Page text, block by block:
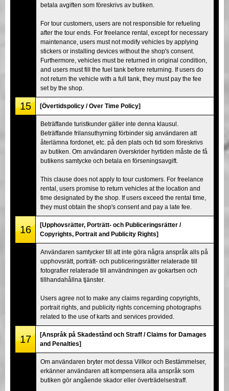
betala avgiften som föreskrivs av butiken.
For tour customers, users are not responsible for refueling
after the tour ends. For freelance rental, except for necessary
maintenance, users must not modify vehicles by applying
stickers or installing devices without the shop's consent.
Furthermore, vehicles must be returned in original condition,
and users must fill the fuel tank before returning. If users do
not return the vehicle with a full tank, they must pay the fee
set by the shop.
15 [Övertidspolicy / Over Time Policy]
Beträffande turistkunder gäller inte denna klausul.
Beträffande frilansuthyrning förbinder sig användaren att
återlämna fordonet, etc. på den plats och tid som föreskrivs
av butiken. Om användaren överskrider hyrtiden måste de få
butikens samtycke och betala en förseningsavgift.
This clause does not apply to tour customers. For freelance
rental, users promise to return vehicles at the location and
time designated by the shop. If users exceed the rental time,
they must obtain the shop's consent and pay a late fee.
16
[Upphovsrätter, Porträtt- och Publiceringsrätter /
Copyrights, Portrait and Publicity Rights]
Användaren samtycker till att inte göra några anspråk alls på
upphovsrätt, porträtt- och publiceringsrätter relaterade till
fotografier relaterade till användningen av gokartsen och
tillhandahållna tjänster.
Users agree not to make any claims regarding copyrights,
portrait rights, and publicity rights concerning photographs
related to the use of karts and services provided.
17
[Anspråk på Skadestånd och Straff / Claims for Damages
and Penalties]
Om användaren bryter mot dessa Villkor och Bestämmelser,
erkänner användaren att kompensera alla anspråk som
butiken gör angående skador eller överträdelsestraff.